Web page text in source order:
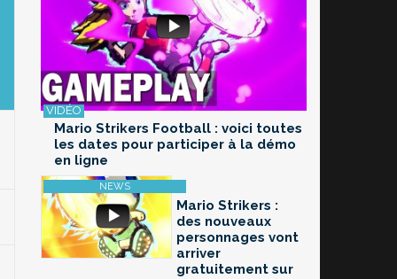
Mario Strikers Football : voici toutes
les dates pour participer à la démo
en ligne
Mario Strikers :
des nouveaux
personnages vont
arriver
gratuitement sur